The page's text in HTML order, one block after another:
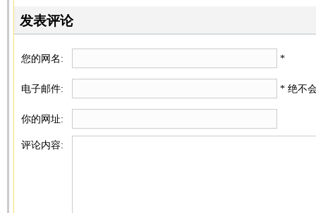
发表评论
您的网名: *
电子邮件: * 绝不
你的网址:
评论内容: